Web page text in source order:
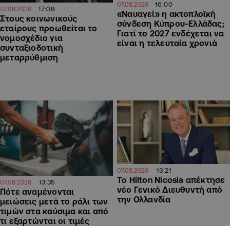
07.08.2026 17:08
Στους κοινωνικούς
εταίρους προωθείται το
νομοσχέδιο για
συνταξιοδοτική
μεταρρύθμιση
07.08.2026 16:00
«Ναυαγεί» η ακτοπλοϊκή
σύνδεση Κύπρου-Ελλάδας;
Γιατί το 2027 ενδέχεται να
είναι η τελευταία χρονιά
07.08.2026 13:35
Πότε αναμένονται
μειώσεις μετά το ράλι των
τιμών στα καύσιμα και από
τι εξαρτώνται οι τιμές
07.08.2026 13:21
Το Hilton Nicosia απέκτησε
νέο Γενικό Διευθυντή από
την Ολλανδία